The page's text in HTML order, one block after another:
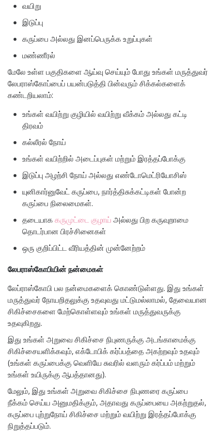
வயிறு
இடுப்பு
கருப்பை அல்லது இனப்பெருக்க உறுப்புகள்
மண்ணீரல்
மேலே உள்ள பகுதிகளை ஆய்வு செய்யும் போது உங்கள் மருத்துவர்
லேபராஸ்கோப்பைப் பயன்படுத்தி பின்வரும் சிக்கல்களைக்
கண்டறியலாம்:
உங்கள் வயிற்று குழியில் வயிற்று வீக்கம் அல்லது கட்டி
திரவம்
கல்லீரல் நோய்
உங்கள் வயிற்றில் அடைப்புகள் மற்றும் இரத்தப்போக்கு
இடுப்பு அழற்சி நோய் அல்லது எண்டோமெட்ரியோசிஸ்
யுனிகார்னுவேட் கருப்பை, நார்த்திசுக்கட்டிகள் போன்ற
கருப்பை நிலைமைகள்.
தடையாககருமுட்டை குழாய் அல்லது பிற கருவுறாமை
தொடர்பான பிரச்சினைகள்
ஒரு குறிப்பிட்ட வீரியத்தின் முன்னேற்றம்
லேபராஸ்கோபியின் நன்மைகள்
லேப்ராஸ்கோபி பல நன்மைகளைக் கொண்டுள்ளது. இது உங்கள்
மருத்துவர் நோயறிதலுக்கு உதவுவது மட்டுமல்லாமல், தேவையான
சிகிச்சைகளை மேற்கொள்ளவும் உங்கள் மருத்துவருக்கு
உதவுகிறது.
இது உங்கள் அறுவை சிகிச்சை நிபுணருக்கு அடங்காமைக்கு
சிகிச்சையளிக்கவும், எக்டோபிக் கர்ப்பத்தை அகற்றவும் உதவும்
(உங்கள் கருப்பைக்கு வெளியே சுவரில் வளரும் கர்ப்பம் மற்றும்
உங்கள் உயிருக்கு ஆபத்தானது).
மேலும், இது உங்கள் அறுவை சிகிச்சை நிபுணரை கருப்பை
நீக்கம் செய்ய அனுமதிக்கும், அதாவது கருப்பையை அகற்றுதல்,
கருப்பை புற்றுநோய் சிகிச்சை மற்றும் வயிற்று இரத்தப்போக்கு
நிறுத்தப்படும்.